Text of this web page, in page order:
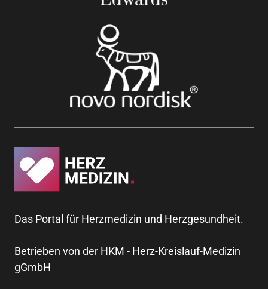
Das Portal für Herzmedizin und Herzgesundheit.
Betrieben von der HKM - Herz-Kreislauf-Medizin
gGmbH